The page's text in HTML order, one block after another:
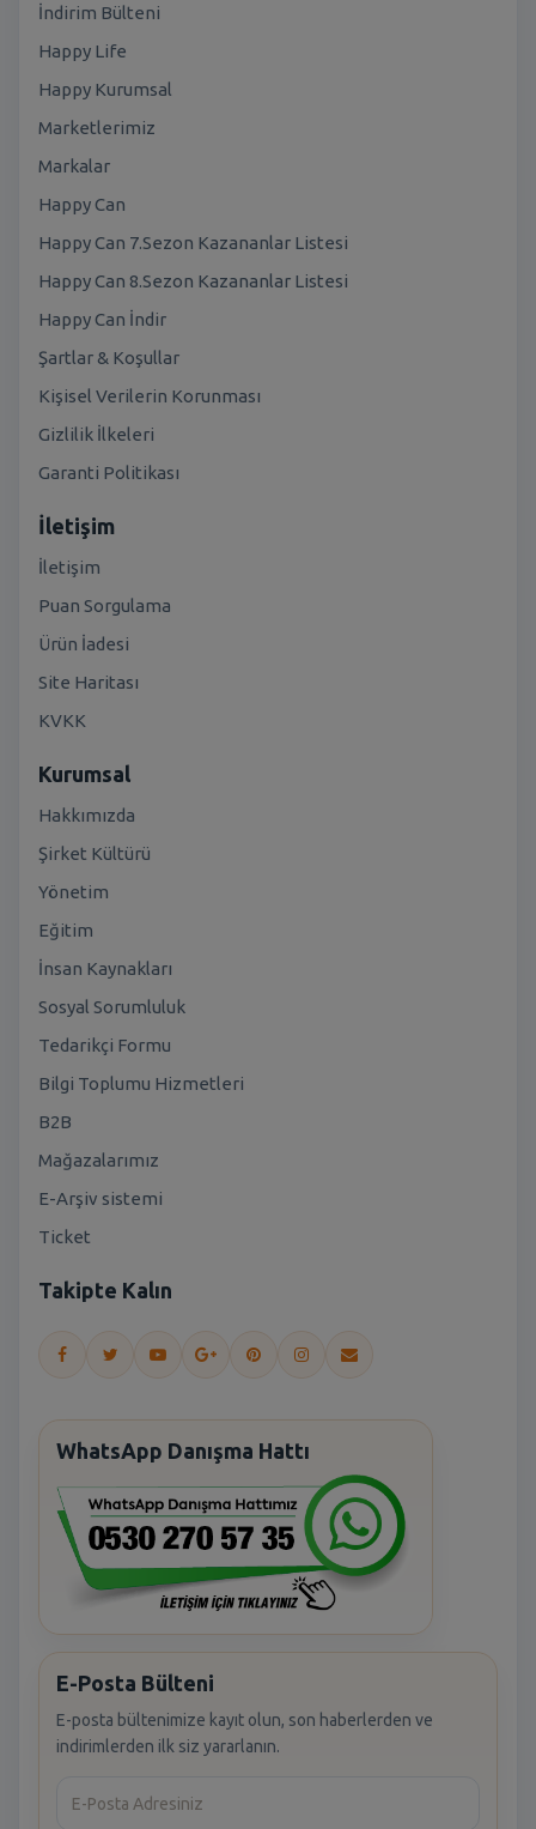
İndirim Bülteni
Happy Life
Happy Kurumsal
Marketlerimiz
Markalar
Happy Can
Happy Can 7.Sezon Kazananlar Listesi
Happy Can 8.Sezon Kazananlar Listesi
Happy Can İndir
Şartlar & Koşullar
Kişisel Verilerin Korunması
Gizlilik İlkeleri
Garanti Politikası
İletişim
İletişim
Puan Sorgulama
Ürün İadesi
Site Haritası
KVKK
Kurumsal
Hakkımızda
Şirket Kültürü
Yönetim
Eğitim
İnsan Kaynakları
Sosyal Sorumluluk
Tedarikçi Formu
Bilgi Toplumu Hizmetleri
B2B
Mağazalarımız
E-Arşiv sistemi
Ticket
Takipte Kalın
WhatsApp Danışma Hattı
E-Posta Bülteni
E-posta bültenimize kayıt olun, son haberlerden ve
indirimlerden ilk siz yararlanın.